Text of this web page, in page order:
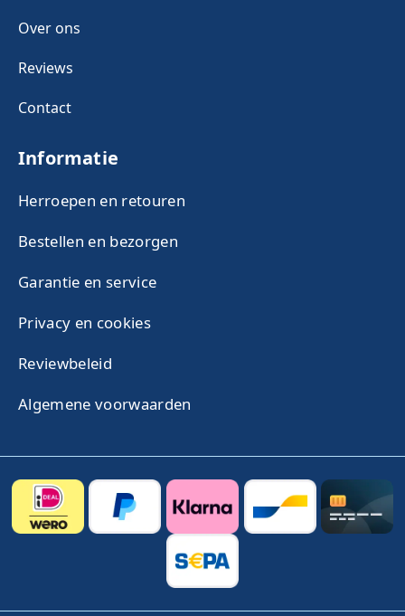
Over ons
Reviews
Contact
Informatie
Herroepen en retouren
Bestellen en bezorgen
Garantie en service
Privacy en cookies
Reviewbeleid
Algemene voorwaarden